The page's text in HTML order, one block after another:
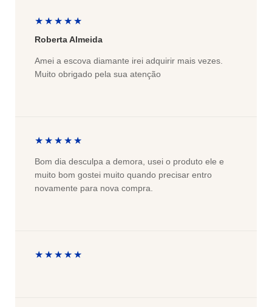
★★★★★
Roberta Almeida
Amei a escova diamante irei adquirir mais vezes.
Muito obrigado pela sua atenção
★★★★★
Bom dia desculpa a demora, usei o produto ele e
muito bom gostei muito quando precisar entro
novamente para nova compra.
★★★★★